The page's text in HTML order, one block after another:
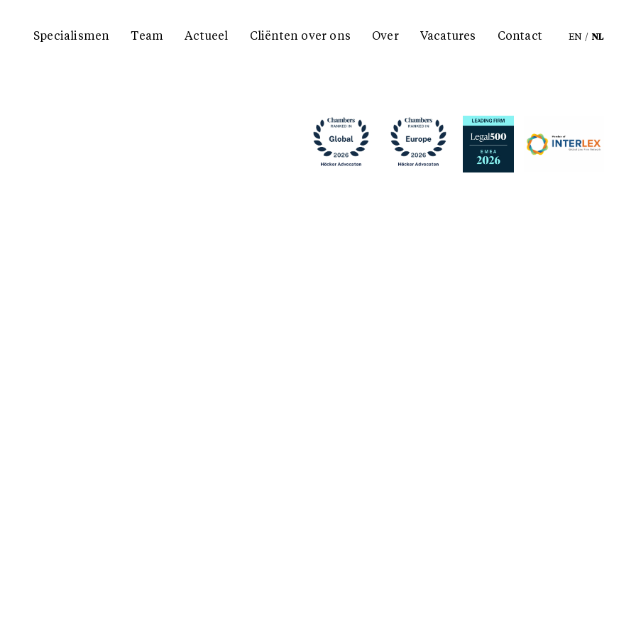
Specialismen Team Actueel Cliënten over ons Over Vacatures Contact EN / NL